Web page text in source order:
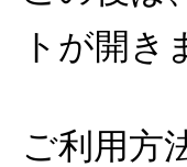
トが開き
ご利用方